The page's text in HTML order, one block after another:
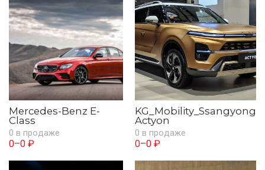
Mercedes-Benz E-
Class
0 в продаже
0–0 ₽
KG_Mobility_Ssangyong
Actyon
0 в продаже
0–0 ₽